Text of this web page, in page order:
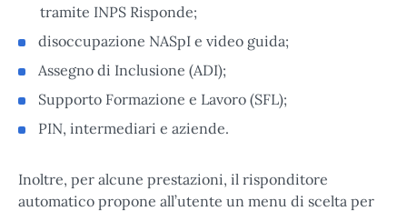
tramite INPS Risponde;
disoccupazione NASpI e video guida;
Assegno di Inclusione (ADI);
Supporto Formazione e Lavoro (SFL);
PIN, intermediari e aziende.
Inoltre, per alcune prestazioni, il risponditore
automatico propone all’utente un menu di scelta per